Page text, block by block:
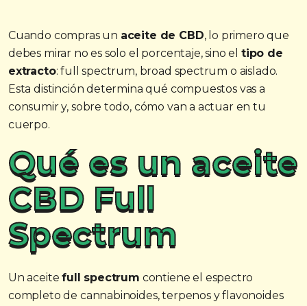
Cuando compras un aceite de CBD, lo primero que
debes mirar no es solo el porcentaje, sino el tipo de
extracto: full spectrum, broad spectrum o aislado.
Esta distinción determina qué compuestos vas a
consumir y, sobre todo, cómo van a actuar en tu
cuerpo.
Qué es un aceite
CBD Full
Spectrum
Un aceitefull spectrum contiene el espectro
completo de cannabinoides, terpenos y flavonoides